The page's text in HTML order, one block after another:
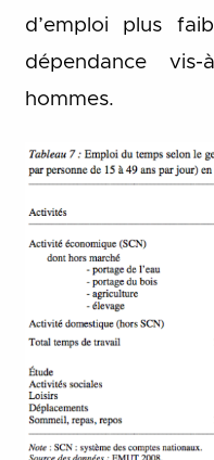
d’emploi plus
dépendance
hommes.